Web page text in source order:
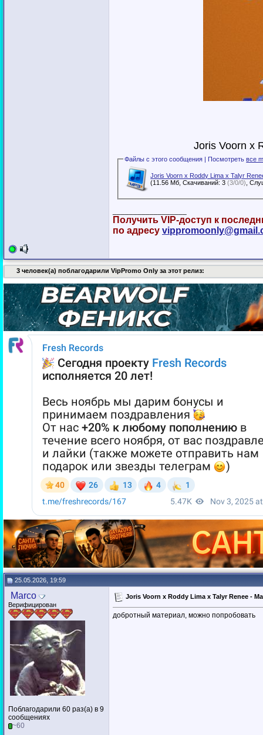
Joris Voorn x
Файлы с этого сообщения | Посмотретьвсе
Joris Voorn x Roddy Lima x Talyr
(11.56 Мб, Скачиваний: 3(3/0/0)
Получить VIP-доступ к
по адресу
3 человек(а) поблагодарили VipPromo Only за этот релиз:
25.05.2026, 19:59
Marco
Верифицирован
Поблагодарили 60 раз(а) в 9
сообщениях
~60
Joris Voorn x Roddy Lima x Talyr Renee -
добротный материал, можно попробовать